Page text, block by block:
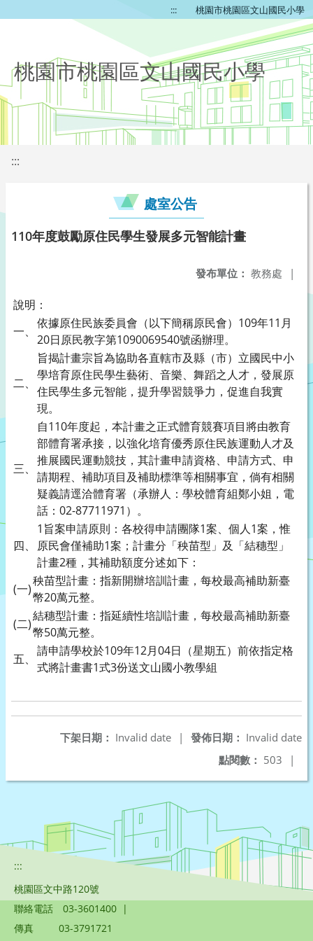
::: 桃園市桃園區文山國民小學
桃園市桃園區文山國民小學
:::
處室公告
110年度鼓勵原住民學生發展多元智能計畫
發布單位： 教務處 |
說明：
一、
依據原住民族委員會（以下簡稱原民會）109年11月
20日原民教字第1090069540號函辦理。
二、
旨揭計畫宗旨為協助各直轄市及縣（市）立國民中小
學培育原住民學生藝術、音樂、舞蹈之人才，發展原
住民學生多元智能，提升學習競爭力，促進自我實
現。
三、
自110年度起，本計畫之正式體育競賽項目將由教育
部體育署承接，以強化培育優秀原住民族運動人才及
推展國民運動競技，其計畫申請資格、申請方式、申
請期程、補助項目及補助標準等相關事宜，倘有相關
疑義請逕洽體育署（承辦人：學校體育組鄭小姐，電
話：02-87711971）。
四、
1旨案申請原則：各校得申請團隊1案、個人1案，惟
原民會僅補助1案；計畫分「秧苗型」及「結穗型」
計畫2種，其補助額度分述如下：
(一)
秧苗型計畫：指新開辦培訓計畫，每校最高補助新臺
幣20萬元整。
(二)
結穗型計畫：指延續性培訓計畫，每校最高補助新臺
幣50萬元整。
五、
請申請學校於109年12月04日（星期五）前依指定格
式將計畫書1式3份送文山國小教學組
發佈日期： Invalid date
下架日期： Invalid date
|
點閱數： 503 |
:::
桃園區文中路120號
聯絡電話
03-3601400 |
傳真
03-3791721